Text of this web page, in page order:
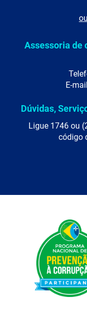
Assessoria de
E-
Dúvidas,
Ligue 1746 ou
código